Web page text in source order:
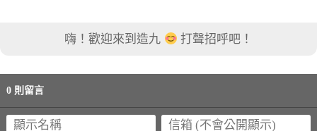
嗨！歡迎來到造九 打聲招呼吧！
0 則留言